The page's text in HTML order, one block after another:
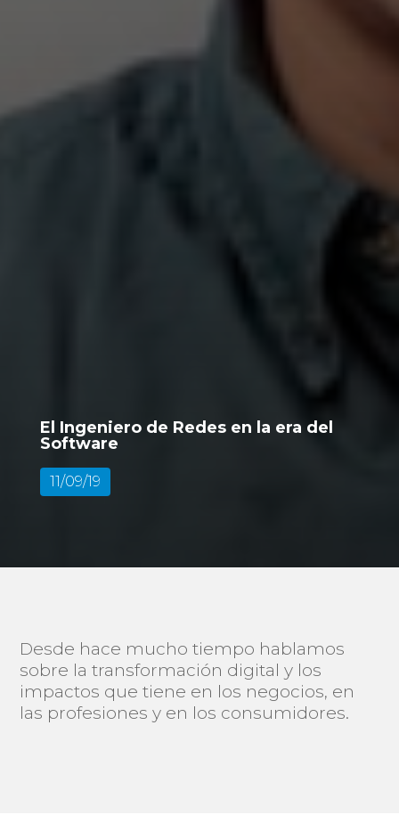
El Ingeniero de Redes en la era del
Software
11/09/19
Desde hace mucho tiempo hablamos
sobre la transformación digital y los
impactos que tiene en los negocios, en
las profesiones y en los consumidores.